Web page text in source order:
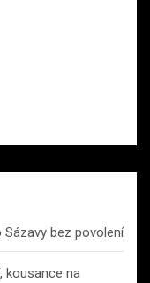
bez povolení
kousance na